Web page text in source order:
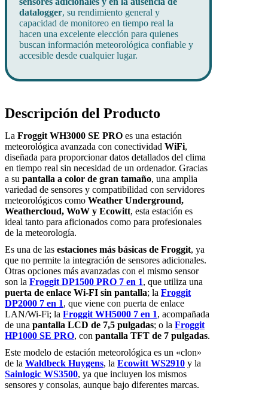
datalogger, su rendimiento general y
capacidad de monitoreo en tiempo real la
hacen una excelente elección para quienes
buscan información meteorológica confiable y
accesible desde cualquier lugar.
Descripción del Producto
La Froggit WH3000 SE PRO es una estación
meteorológica avanzada con conectividad WiFi,
diseñada para proporcionar datos detallados del clima
en tiempo real sin necesidad de un ordenador. Gracias
a su pantalla a color de gran tamaño, una amplia
variedad de sensores y compatibilidad con servidores
meteorológicos como Weather Underground,
Weathercloud, WoW y Ecowitt, esta estación es
ideal tanto para aficionados como para profesionales
de la meteorología.
Es una de las estaciones más básicas de Froggit, ya
que no permite la integración de sensores adicionales.
Otras opciones más avanzadas con el mismo sensor
son la Froggit DP1500 PRO 7 en 1, que utiliza una
puerta de enlace Wi-FI sin pantalla; la Froggit
DP2000 7 en 1, que viene con puerta de enlace
LAN/Wi-Fi; la Froggit WH5000 7 en 1, acompañada
de una pantalla LCD de 7,5 pulgadas; o la Froggit
HP1000 SE PRO, con pantalla TFT de 7 pulgadas.
Este modelo de estación meteorológica es un «clon»
de la Waldbeck Huygens, la Ecowitt WS2910 y la
Sainlogic WS3500, ya que incluyen los mismos
sensores y consolas, aunque bajo diferentes marcas.